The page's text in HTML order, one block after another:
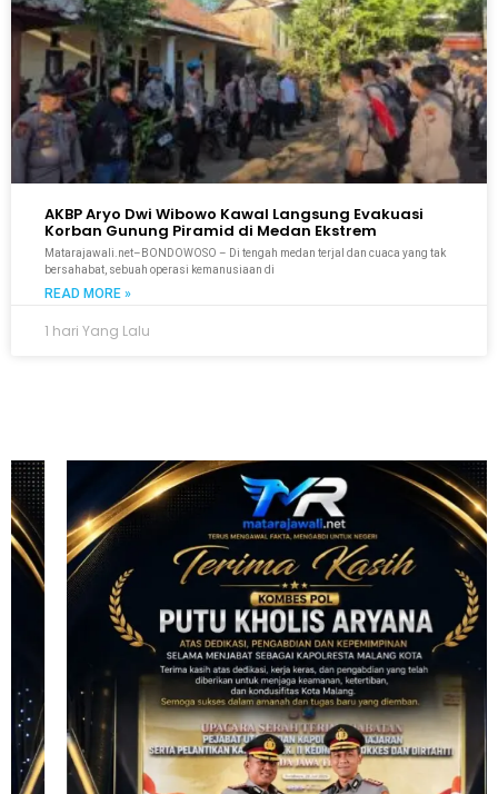
AKBP Aryo Dwi Wibowo Kawal Langsung Evakuasi
Korban Gunung Piramid di Medan Ekstrem
Matarajawali.net–BONDOWOSO – Di tengah medan terjal dan cuaca yang tak
bersahabat, sebuah operasi kemanusiaan di
READ MORE »
1 hari Yang Lalu